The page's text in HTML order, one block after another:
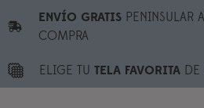
ENVÍO GRATISPENINSULAR
COMPRA
ELIGE TU TELA FAVORITA DE